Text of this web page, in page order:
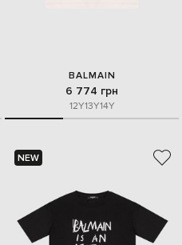
BALMAIN
6 774 грн
12Y13Y14Y
NEW